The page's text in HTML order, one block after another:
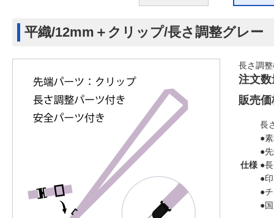
平織/12mm＋クリップ/長さ調整グレー
長さ調
注文数
販売価
仕様
長
●
●
●
●
●
●